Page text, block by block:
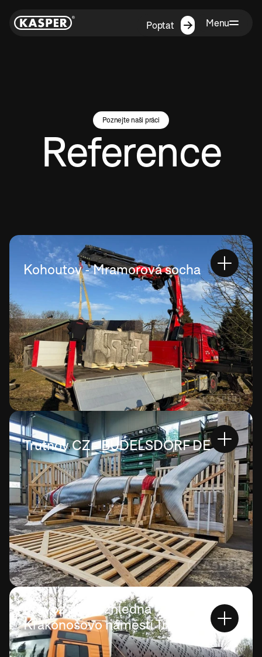
Poptat Menu
Poznejte naši práci
Reference
Kohoutov - Mramorová socha
Trutnov CZ - BÜDELSDORF DE
Převoz díla rozhledna -
Krakonošovo náměstí Trutnov